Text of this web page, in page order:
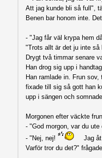
Att jag kunde bli så full",
Benen bar honom inte.
- "Jag får väl krypa hem
"Trots allt är det ju inte så
Drygt två timmar senare
Han drog sig upp i
Han ramlade in. Frun
fixade till sig så gott han
upp i sängen och
Morgonen efter väckte
- "God morgon, var du ute
- "Nej, nej!
Jag
Varför tror du det?"